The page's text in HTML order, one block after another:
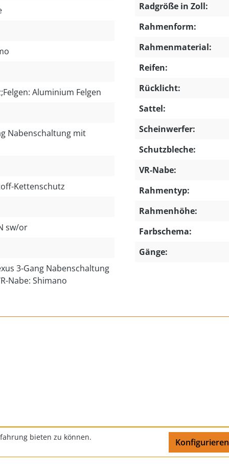
Aluminium Felgen
Nabenschaltung mit
Kettenschutz
sw/or
3-Gang Nabenschaltung
Nabe: Shimano
Radgröße in Zoll:
Rahmenform:
Rahmenmaterial:
Reifen:
Rücklicht:
Sattel:
Scheinwerfer:
Schutzbleche:
VR-Nabe:
Rahmentyp:
Rahmenhöhe:
Farbschema:
Gänge:
Impressum Kontakt
bieten zu können.
Konfigurieren